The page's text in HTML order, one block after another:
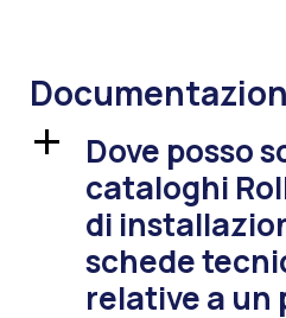
a
Dove posso
cataloghi
di
schede
relative a un